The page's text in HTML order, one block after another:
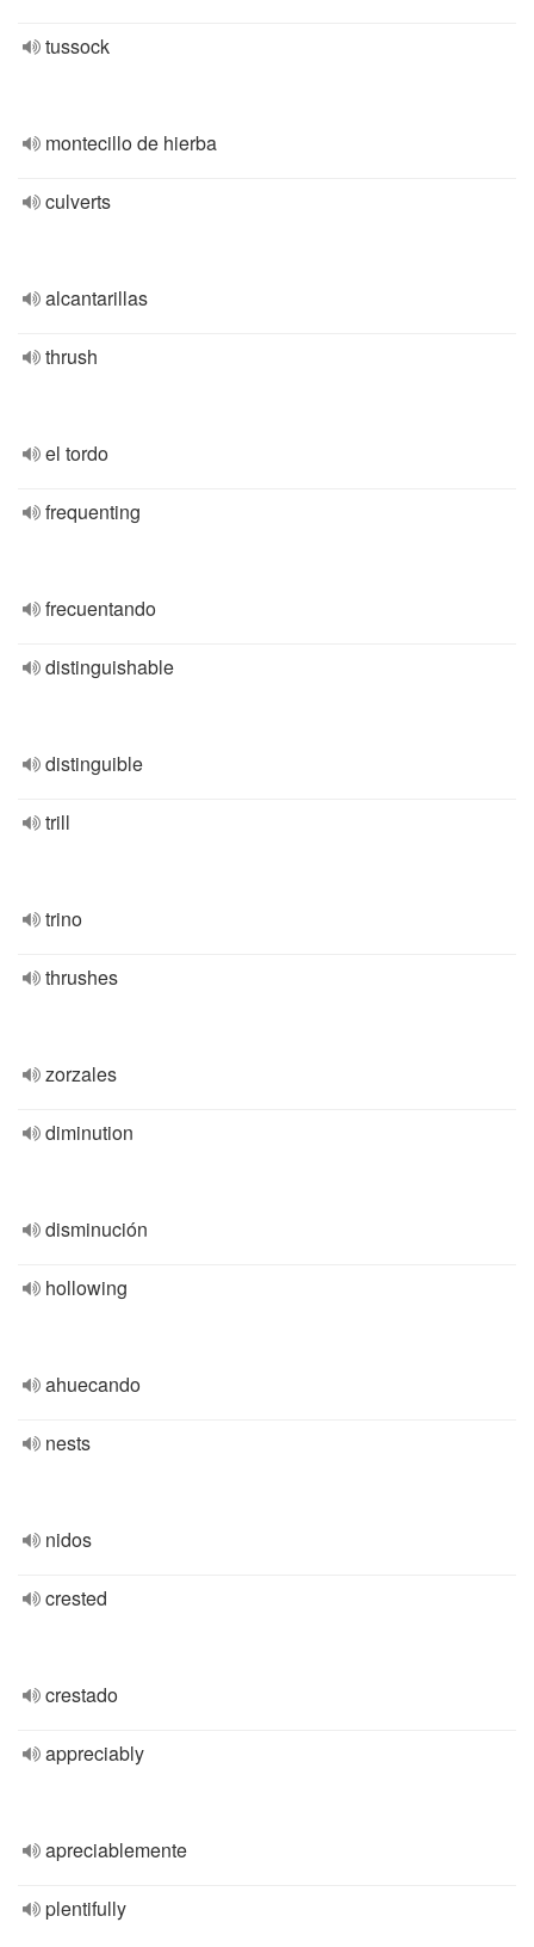
tussock
montecillo de hierba
culverts
alcantarillas
thrush
el tordo
frequenting
frecuentando
distinguishable
distinguible
trill
trino
thrushes
zorzales
diminution
disminución
hollowing
ahuecando
nests
nidos
crested
crestado
appreciably
apreciablemente
plentifully